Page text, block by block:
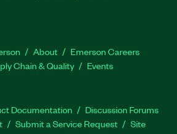
About
Emerson Careers
Chain & Quality Events
Documentation
Discussion Forums
Submit a Service Request
Site